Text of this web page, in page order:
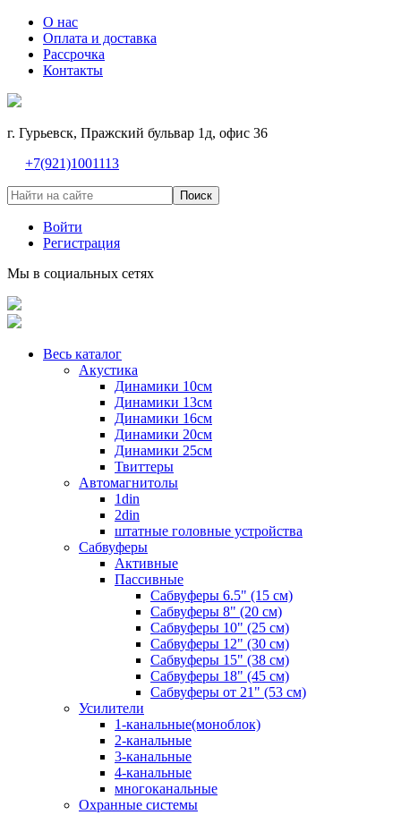
О нас
Оплата и доставка
Рассрочка
Контакты
г. Гурьевск, Пражский бульвар 1д, офис 36
+7(921)1001113
Поиск
Войти
Регистрация
Мы в социальных сетях
Весь каталог
Акустика
Динамики 10см
Динамики 13см
Динамики 16см
Динамики 20см
Динамики 25см
Твиттеры
Автомагнитолы
1din
2din
штатные головные устройства
Сабвуферы
Активные
Пассивные
Сабвуферы 6.5" (15 см)
Сабвуферы 8" (20 см)
Сабвуферы 10" (25 см)
Сабвуферы 12" (30 см)
Сабвуферы 15" (38 см)
Сабвуферы 18" (45 см)
Сабвуферы от 21" (53 см)
Усилители
1-канальные(моноблок)
2-канальные
3-канальные
4-канальные
многоканальные
Охранные системы